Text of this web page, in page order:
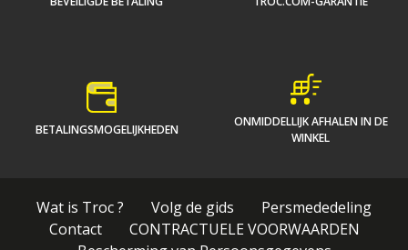
BETALINGSMOGELIJKHEDEN
ONMIDDELLIJK AFHALEN IN DE
WINKEL
Wat is Troc ? Volg de gids
Persmededeling
Contact
CONTRACTUELE VOORWAARDEN